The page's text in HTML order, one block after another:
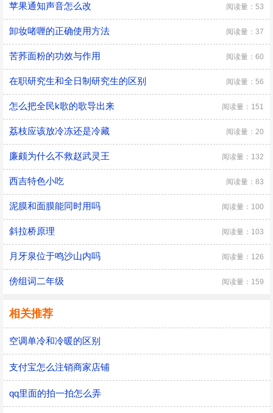
苹果通知声音怎么改 阅读量：53
​卸妆啫喱的正确使用方法 阅读量：37
苦荞面粉的功效与作用 阅读量：60
在职研究生和全日制研究生的区别 阅读量：56
怎么把全民k歌的歌导出来 阅读量：151
荔枝应该放冷冻还是冷藏 阅读量：20
廉颇为什么不救赵武灵王 阅读量：132
西吉特色小吃 阅读量：83
泥膜和面膜能同时用吗 阅读量：100
斜拉桥原理 阅读量：103
月牙泉位于鸣沙山内吗 阅读量：126
傍组词二年级 阅读量：159
相关推荐
空调单冷和冷暖的区别
支付宝怎么注销商家店铺
qq里面的拍一拍怎么弄